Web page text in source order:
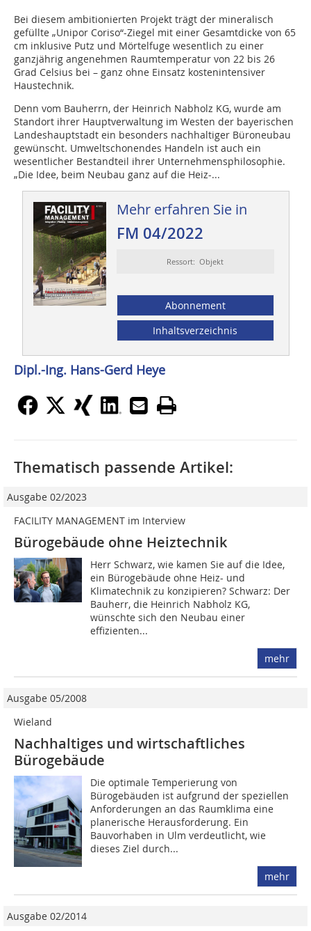
Bei diesem ambitionierten Projekt trägt der mineralisch
gefüllte „Unipor Coriso“-Ziegel mit einer Gesamtdicke von 65
cm inklusive Putz und Mörtelfuge wesentlich zu einer
ganzjährig angenehmen Raumtemperatur von 22 bis 26
Grad Celsius bei – ganz ohne ­Einsatz kostenintensiver
Haustechnik.
Denn vom Bauherrn, der Heinrich ­Nabholz KG, wurde am
Standort ihrer Hauptverwaltung im Westen der bayerischen
Landeshauptstadt ein besonders nachhaltiger Büroneubau
gewünscht. Umweltschonendes Handeln ist auch ein
wesentlicher Bestandteil ihrer Unternehmensphilosophie.
„Die Idee, beim Neubau ganz auf die Heiz-...
Mehr erfahren Sie in
FM 04/2022
Ressort: Objekt
Abonnement
Inhaltsverzeichnis
Dipl.-Ing. Hans-Gerd Heye
Thematisch passende Artikel:
Ausgabe 02/2023
FACILITY MANAGEMENT im Interview
Bürogebäude ohne Heiztechnik
Herr Schwarz, wie kamen Sie auf die Idee,
ein Bürogebäude ohne Heiz- und
Klimatechnik zu konzipieren? Schwarz: Der
Bauherr, die Heinrich Nabholz KG,
wünschte sich den Neubau einer
effizienten...
mehr
Ausgabe 05/2008
Wieland
Nachhaltiges und wirtschaftliches
Bürogebäude
Die optimale Temperierung von
Bürogebäuden ist aufgrund der speziellen
Anforderungen an das Raumklima eine
planerische Herausforderung. Ein
Bauvorhaben in Ulm verdeutlicht, wie
dieses Ziel durch...
mehr
Ausgabe 02/2014